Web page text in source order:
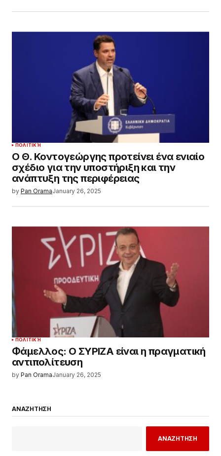
ΠΟΛΙΤΙΚΉ
Ο Θ. Κοντογεώργης προτείνει ένα ενιαίο
σχέδιο για την υποστήριξη και την
ανάπτυξη της περιφέρειας
by Pan OramaJanuary 26, 2025
ΠΟΛΙΤΙΚΉ
Φάμελλος: Ο ΣΥΡΙΖΑ είναι η πραγματική
αντιπολίτευση
by Pan OramaJanuary 26, 2025
ΑΝΑΖΗΤΗΣΗ
ΑΝΑΖΗΤΗΣΗ